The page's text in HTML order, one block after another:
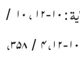
:۱۰-۱۲،۱۰ /
۱۰-۱۲،۴ / ۳۵۸،